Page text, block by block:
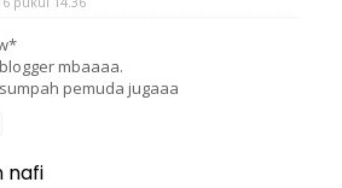
mbaaaa.
pemuda jugaaa
nafi